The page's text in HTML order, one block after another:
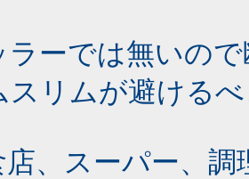
ラーでは無いの
スリムが避ける
店、スーパー、